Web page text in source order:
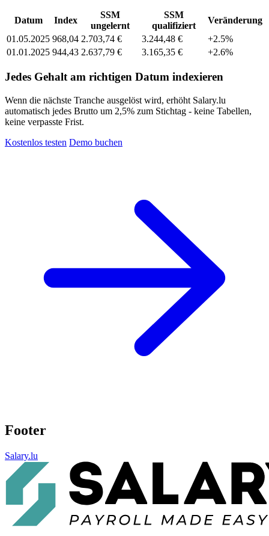
Datum Index
SSM
ungelernt
SSM
qualifiziert
Veränderung
01.05.2025 968,04 2.703,74 € 3.244,48 €
+2.5%
01.01.2025 944,43 2.637,79 € 3.165,35 € +2.6%
Jedes Gehalt am richtigen Datum indexieren
Wenn die nächste Tranche ausgelöst wird, erhöht Salary.lu
automatisch jedes Brutto um 2,5% zum Stichtag - keine Tabellen,
keine verpasste Frist.
Kostenlos testen Demo buchen
Footer
Salary.lu